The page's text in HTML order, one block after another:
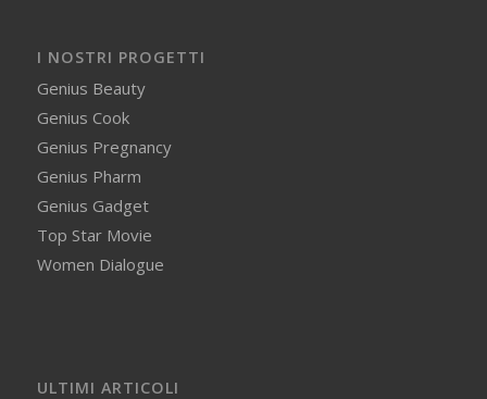
I NOSTRI PROGETTI
Genius Beauty
Genius Cook
Genius Pregnancy
Genius Pharm
Genius Gadget
Top Star Movie
Women Dialogue
ULTIMI ARTICOLI